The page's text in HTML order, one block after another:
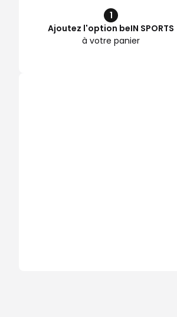
1
Ajoutez l'option beIN SPORTS
à votre panier